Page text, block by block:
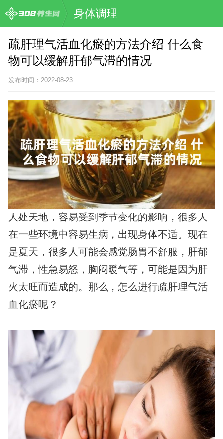
身体调理
疏肝理气活血化瘀的方法介绍 什么食
物可以缓解肝郁气滞的情况
发布时间：2022-08-23
人处天地，容易受到季节变化的影响，很多人
在一些环境中容易生病，出现身体不适。现在
是夏天，很多人可能会感觉肠胃不舒服，肝郁
气滞，性急易怒，胸闷暖气等，可能是因为肝
火太旺而造成的。那么，怎么进行疏肝理气活
血化瘀呢？